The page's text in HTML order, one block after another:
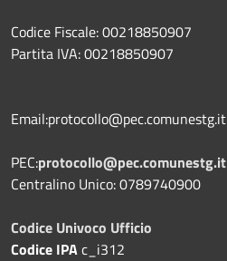
Codice Fiscale: 00218850907
Partita IVA: 00218850907
Email:protocollo@pec.comunestg.it
PEC:protocollo@pec.comunestg.it
Centralino Unico: 0789740900
Codice Univoco Ufficio
Codice IPAc_i312